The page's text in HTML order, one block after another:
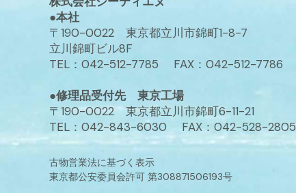
●本社
〒190-0022 東京都立川市錦町1-8-7
立川錦町ビル8F
TEL：042-512-7785 FAX：042-512-7786
●修理品受付先 東京工場
〒190-0022 東京都立川市錦町6-11-21
TEL：042-843-6030 FAX：042-528-2805
古物営業法に基づく表示
東京都公安委員会許可 第308871506193号